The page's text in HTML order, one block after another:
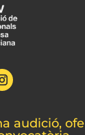
audició,